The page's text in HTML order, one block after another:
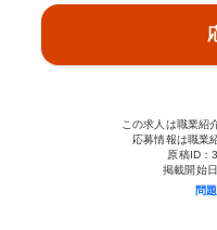
この求人は職業紹
応募情報は職業
原稿ID：
掲載開始
問